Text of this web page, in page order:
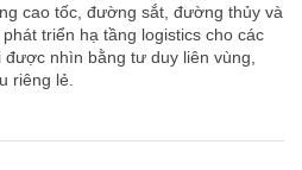
cao tốc, đường sắt, đường thủy và
triển hạ tầng logistics cho các
nhìn bằng tư duy liên vùng,
riêng lẻ.